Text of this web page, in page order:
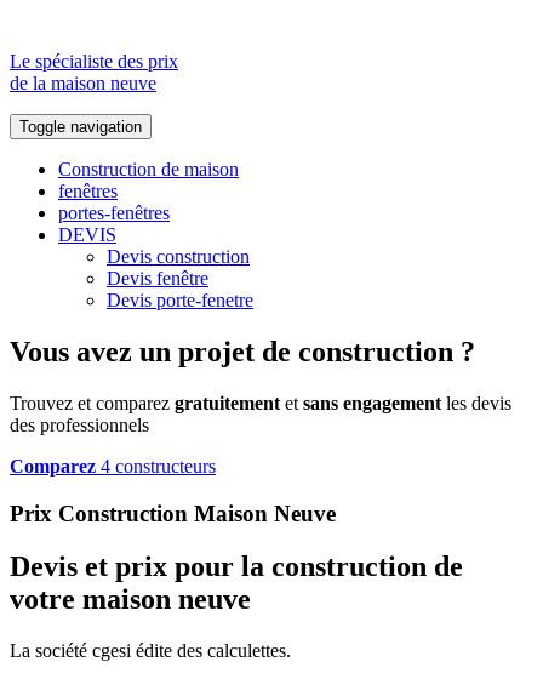
Le spécialiste des prix
de la maison neuve
Toggle navigation
Construction de maison
fenêtres
portes-fenêtres
DEVIS
Devis construction
Devis fenêtre
Devis porte-fenetre
Vous avez un projet de construction ?
Trouvez et comparez gratuitement et sans engagement les devis
des professionnels
Comparez 4 constructeurs
Prix Construction Maison Neuve
Devis et prix pour la construction de
votre maison neuve
La société cgesi édite des calculettes.